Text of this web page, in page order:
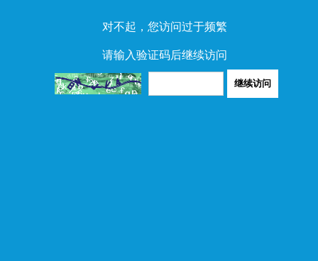
对不起，您访问过于频繁
请输入验证码后继续访问
继续访问